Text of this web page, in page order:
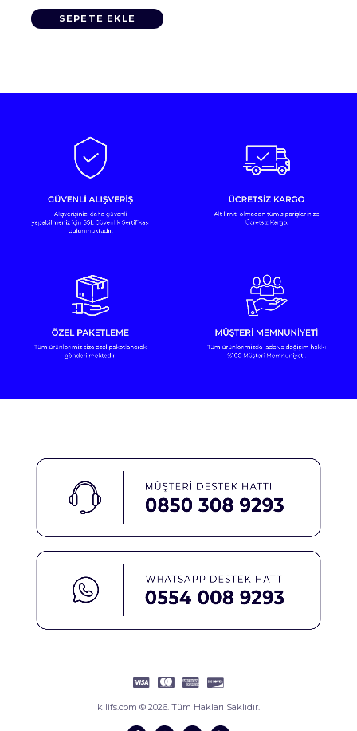
SEPETE EKLE
kilifs.com © 2026. Tüm Hakları Saklıdır.